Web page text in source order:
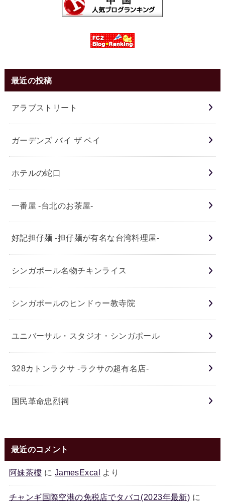
最近の投稿
アラブストリート
ガーデンズ バイ ザ ベイ
ホテルの蛇口
一番屋 -台北のお茶屋-
好記担仔麺 -担仔麺が有名な台湾料理屋-
シンガポール名物チキンライス
シンガポールのヒンドゥー教寺院
ユニバーサル・スタジオ・シンガポール
328カトンラクサ -ラクサの超有名店-
国民革命忠烈祠
最近のコメント
阿妹茶樓 に JamesExcal より
チャンギ国際空港の免税店でタバコ(2023年最新) に